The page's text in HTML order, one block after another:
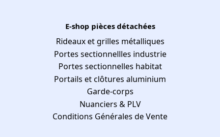
E-shop pièces détachées
Rideaux et grilles métalliques
Portes sectionnellles industrie
Portes sectionnelles habitat
Portails et clôtures aluminium
Garde-corps
Nuanciers & PLV
Conditions Générales de Vente